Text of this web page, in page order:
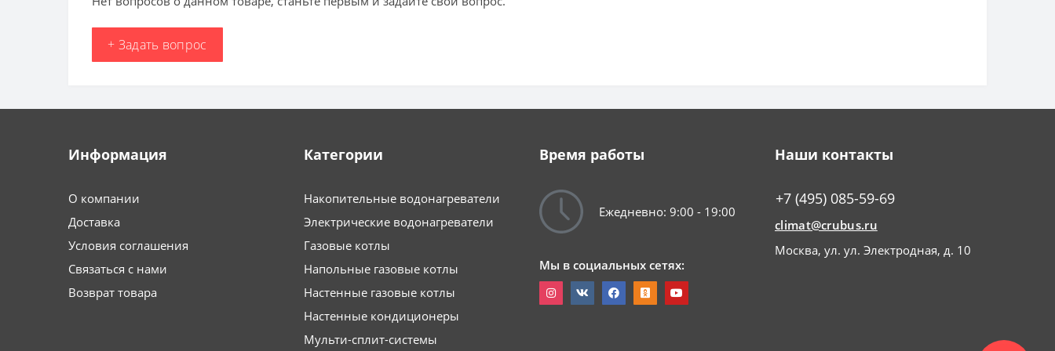
+ Задать вопрос
Информация
О компании
Доставка
Условия соглашения
Связаться с нами
Возврат товара
Категории
Накопительные водонагреватели
Электрические водонагреватели
Газовые котлы
Напольные газовые котлы
Настенные газовые котлы
Настенные кондиционеры
Мульти-сплит-системы
Время работы
Ежедневно: 9:00 - 19:00
Мы в социальных сетях:
Наши контакты
+7 (495) 085-59-69
climat@crubus.ru
Москва, ул. ул. Электродная, д. 10